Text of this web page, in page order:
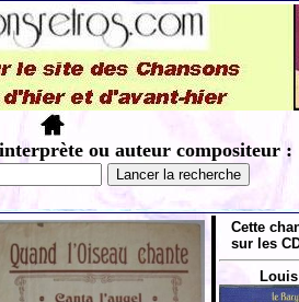
ou auteur compositeur :
Cette
sur les